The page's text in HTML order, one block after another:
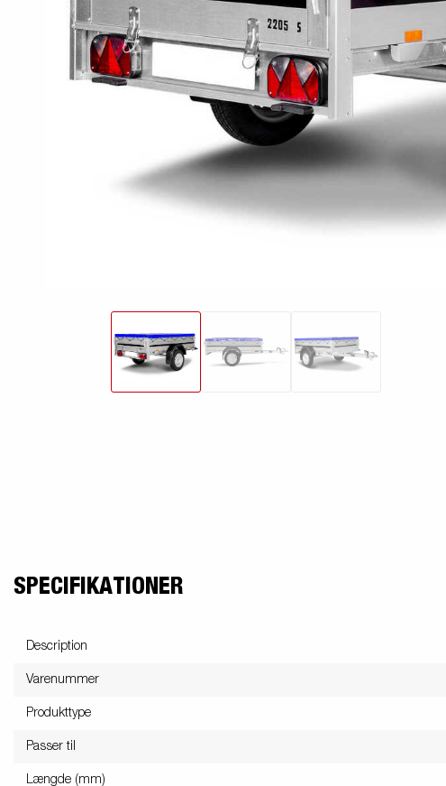
Lukket trailer Trailer med tip
Påløbsbremser Bundplader Udstyrskit
friends
SPECIFIKATIONER
Description
Varenummer
Produkttype
Passer til
Længde (mm)